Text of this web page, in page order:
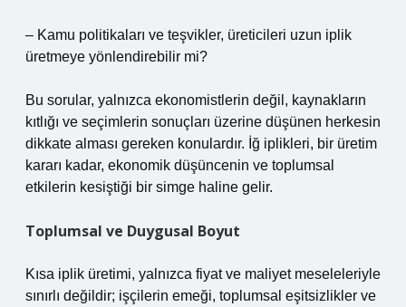
– Kamu politikaları ve teşvikler, üreticileri uzun iplik
üretmeye yönlendirebilir mi?
Bu sorular, yalnızca ekonomistlerin değil, kaynakların
kıtlığı ve seçimlerin sonuçları üzerine düşünen herkesin
dikkate alması gereken konulardır. İğ iplikleri, bir üretim
kararı kadar, ekonomik düşüncenin ve toplumsal
etkilerin kesiştiği bir simge haline gelir.
Toplumsal ve Duygusal Boyut
Kısa iplik üretimi, yalnızca fiyat ve maliyet meseleleriyle
sınırlı değildir; işçilerin emeği, toplumsal eşitsizlikler ve